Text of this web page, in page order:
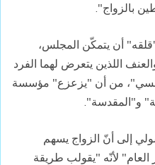
بالزواج".
أن يتمكّن المجلس،
اللذين يتعرض لهما الفرد
من أن "يزعزع" مؤسسة
و"المقدسة".
إلى أنّ الزواج يسهم
لأنّه "يقولب طريقة